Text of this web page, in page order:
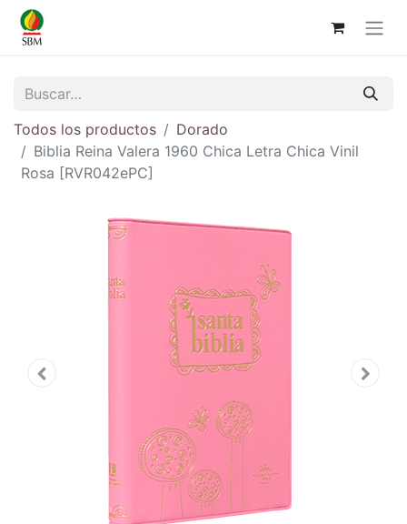
Todos los productos
Dorado
Biblia Reina Valera 1960 Chica Letra Chica Vinil
Rosa [RVR042ePC]